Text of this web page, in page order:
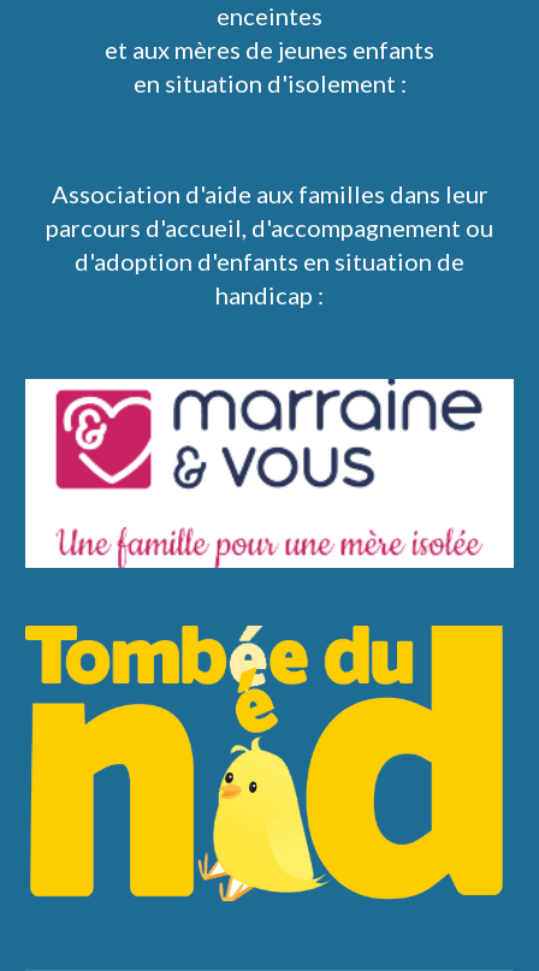
enceintes
et aux mères de jeunes enfants
en situation d'isolement :
Association d'aide aux familles dans leur
parcours d'accueil, d'accompagnement ou
d'adoption d'enfants en situation de
handicap :